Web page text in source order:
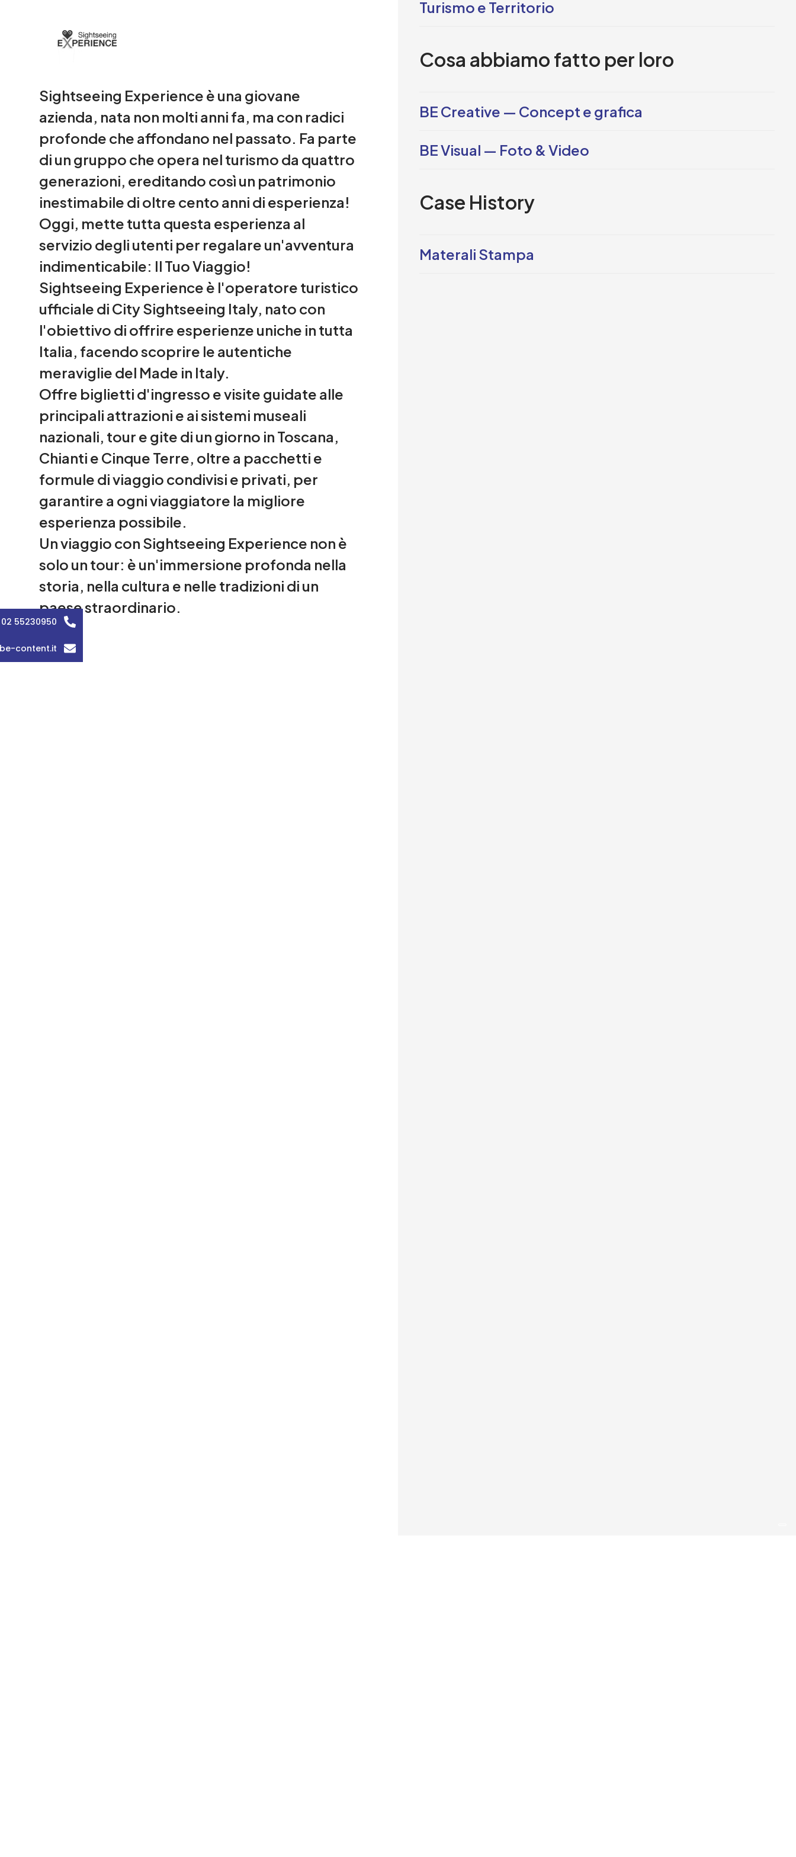
Sightseeing Experience è una giovane
azienda, nata non molti anni fa, ma con radici
profonde che affondano nel passato. Fa parte
di un gruppo che opera nel turismo da quattro
generazioni, ereditando così un patrimonio
inestimabile di oltre cento anni di esperienza!
Oggi, mette tutta questa esperienza al
servizio degli utenti per regalare un'avventura
indimenticabile: Il Tuo Viaggio!
Sightseeing Experience è l'operatore turistico
ufficiale di City Sightseeing Italy, nato con
l'obiettivo di offrire esperienze uniche in tutta
Italia, facendo scoprire le autentiche
meraviglie del Made in Italy.
Offre biglietti d'ingresso e visite guidate alle
principali attrazioni e ai sistemi museali
nazionali, tour e gite di un giorno in Toscana,
Chianti e Cinque Terre, oltre a pacchetti e
formule di viaggio condivisi e privati, per
garantire a ogni viaggiatore la migliore
esperienza possibile.
Un viaggio con Sightseeing Experience non è
solo un tour: è un'immersione profonda nella
storia, nella cultura e nelle tradizioni di un
paese straordinario.
Turismo e Territorio
Cosa abbiamo fatto per loro
BE Creative — Concept e grafica
BE Visual — Foto & Video
Case History
Materali Stampa
55230950
content.it